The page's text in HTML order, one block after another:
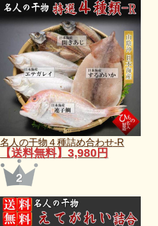
名人の干物４種詰め合わせ-R
【送料無料】3,980円